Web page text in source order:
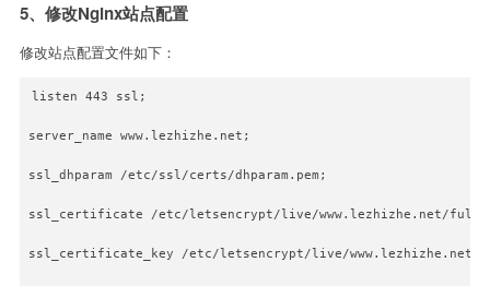
5、修改Nginx站点配置
修改站点配置文件如下：
listen 443 ssl;
server_name www.lezhizhe.net;
ssl_dhparam /etc/ssl/certs/dhparam.pem;
ssl_certificate /etc/letsencrypt/live/www.lezhizhe.net/
ssl_certificate_key /etc/letsencrypt/live/www.lezhizhe.net/